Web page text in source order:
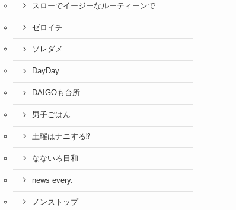
スローでイージーなルーティーンで
ゼロイチ
ソレダメ
DayDay
DAIGOも台所
男子ごはん
土曜はナニする⁉
なないろ日和
news every.
ノンストップ